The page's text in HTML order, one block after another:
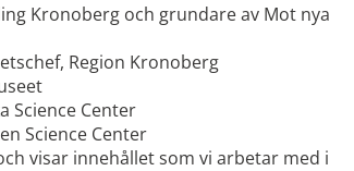
Kronoberg och grundare av Mot nya
Region Kronoberg
Science Center
Science Center
visar innehållet som vi arbetar med i